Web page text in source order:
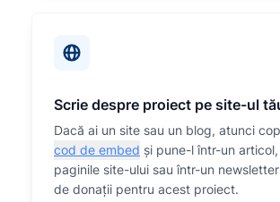
Scrie despre proiect pe site-ul
Dacă ai un site sau un blog, atunci
cod de embed și pune-l într-un
paginile site-ului sau într-un
de donații pentru acest proiect.